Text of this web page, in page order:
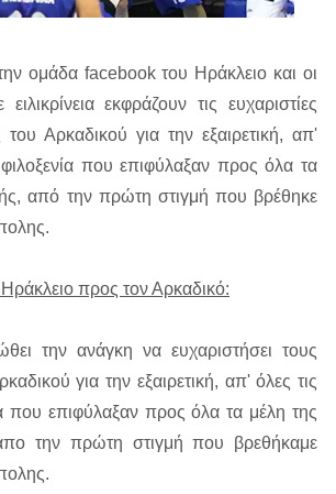
ομάδα facebook του Ηράκλειο και οι
εκφράζουν τις ευχαριστίες
Αρκαδικού για την εξαιρετική, απ'
που επιφύλαξαν προς όλα τα
από την πρώτη στιγμή που βρέθηκε
Ηράκλειο προς τον Αρκαδικό:
την ανάγκη να ευχαριστήσει τους
για την εξαιρετική, απ' όλες τις
που επιφύλαξαν προς όλα τα μέλη της
την πρώτη στιγμή που βρεθήκαμε